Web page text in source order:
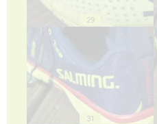
29
31